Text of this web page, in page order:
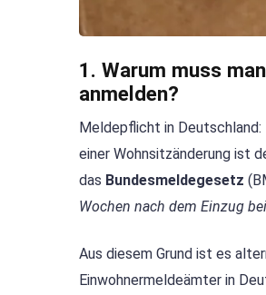
1. Warum muss
anmelden?
Meldepflicht in
einer Wohnsitzänderung ist
das Bundesmeldegesetz
Wochen nach dem Einzug
Aus diesem Grund ist es
Einwohnermeldeämter in